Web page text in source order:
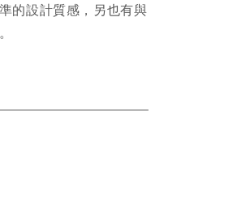
的設計質感，另也有與